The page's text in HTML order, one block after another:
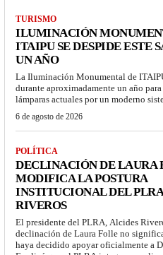
TURISMO
ILUMINACIÓN
ITAIPU SE DESPIDE ESTE
UN AÑO
La Iluminación Monumental de
durante aproximadamente un año
lámparas actuales por un moderno
6 de agosto de 2026
POLÍTICA
DECLINACIÓN DE LAURA
MODIFICA LA POSTURA
INSTITUCIONAL DEL
RIVEROS
El presidente del PLRA, Alcides
declinación de Laura Folle no
haya decidido apoyar oficialmente a